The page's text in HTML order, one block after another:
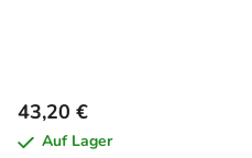
43,20 €
Auf Lager